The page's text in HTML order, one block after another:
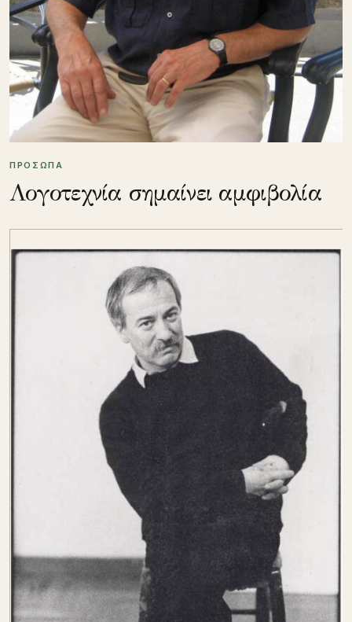
ΠΡΟΣΩΠΑ
Λογοτεχνία σημαίνει αμφιβολία